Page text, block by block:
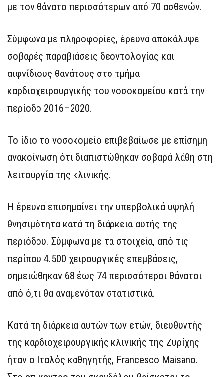
με τον θάνατο περισσότερων από 70 ασθενών.
Σύμφωνα με πληροφορίες, έρευνα αποκάλυψε
σοβαρές παραβιάσεις δεοντολογίας και
αιφνίδιους θανάτους στο τμήμα
καρδιοχειρουργικής του νοσοκομείου κατά την
περίοδο 2016–2020.
Το ίδιο το νοσοκομείο επιβεβαίωσε με επίσημη
ανακοίνωση ότι διαπιστώθηκαν σοβαρά λάθη στη
λειτουργία της κλινικής.
Η έρευνα επισημαίνει την υπερβολικά υψηλή
θνησιμότητα κατά τη διάρκεια αυτής της
περιόδου. Σύμφωνα με τα στοιχεία, από τις
περίπου 4.500 χειρουργικές επεμβάσεις,
σημειώθηκαν 68 έως 74 περισσότεροι θάνατοι
από ό,τι θα αναμενόταν στατιστικά.
Κατά τη διάρκεια αυτών των ετών, διευθυντής
της καρδιοχειρουργικής κλινικής της Ζυρίχης
ήταν ο Ιταλός καθηγητής, Francesco Maisano.